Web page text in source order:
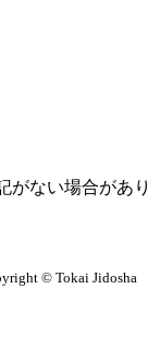
がない場合があり
© Tokai Jidosha